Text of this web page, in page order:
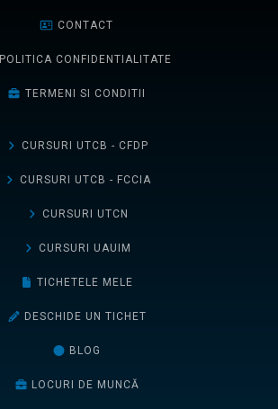
CONTACT
POLITICA CONFIDENTIALITATE
TERMENI SI CONDITII
CURSURI UTCB - CFDP
CURSURI UTCB - FCCIA
CURSURI UTCN
CURSURI UAUIM
TICHETELE MELE
DESCHIDE UN TICHET
BLOG
LOCURI DE MUNCĂ